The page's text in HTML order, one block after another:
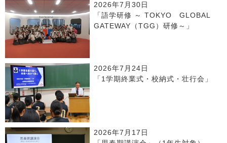
2026年7月30日
「語学研修 ～ TOKYO GLOBAL
GATEWAY（TGG）研修～」
2026年7月24日
「1学期終業式・校納式・壮行会」
2026年7月17日